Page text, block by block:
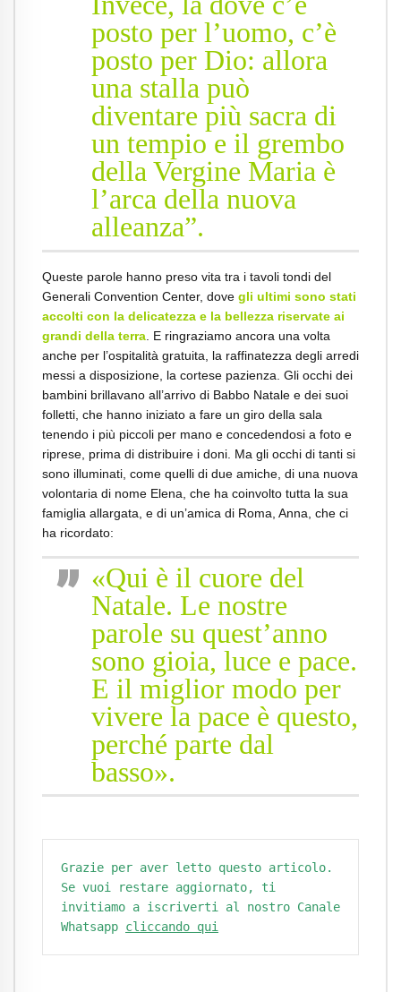
posto per l’uomo, c’è
posto per Dio: allora
una stalla può
diventare più sacra di
un tempio e il grembo
della Vergine Maria è
l’arca della nuova
alleanza”.
Queste parole hanno preso vita tra i tavoli tondi del
Generali Convention Center, dove gli ultimi sono stati
accolti con la delicatezza e la bellezza riservate ai
grandi della terra . E ringraziamo ancora una volta
anche per l’ospitalità gratuita, la raffinatezza degli arredi
messi a disposizione, la cortese pazienza. Gli occhi dei
bambini brillavano all’arrivo di Babbo Natale e dei suoi
folletti, che hanno iniziato a fare un giro della sala
tenendo i più piccoli per mano e concedendosi a foto e
riprese, prima di distribuire i doni. Ma gli occhi di tanti si
sono illuminati, come quelli di due amiche, di una nuova
volontaria di nome Elena, che ha coinvolto tutta la sua
famiglia allargata, e di un’amica di Roma, Anna, che ci
ha ricordato:
«Qui è il cuore del
Natale. Le nostre
parole su quest’anno
sono gioia, luce e pace.
E il miglior modo per
vivere la pace è questo,
perché parte dal
basso».
Grazie per aver letto questo articolo.
Se vuoi restare aggiornato, ti
invitiamo a iscriverti al nostro Canale
Whatsapp cliccando qui